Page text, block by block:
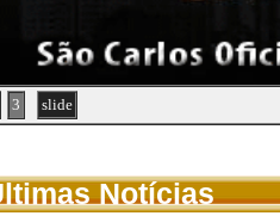
3 slide
Notícias